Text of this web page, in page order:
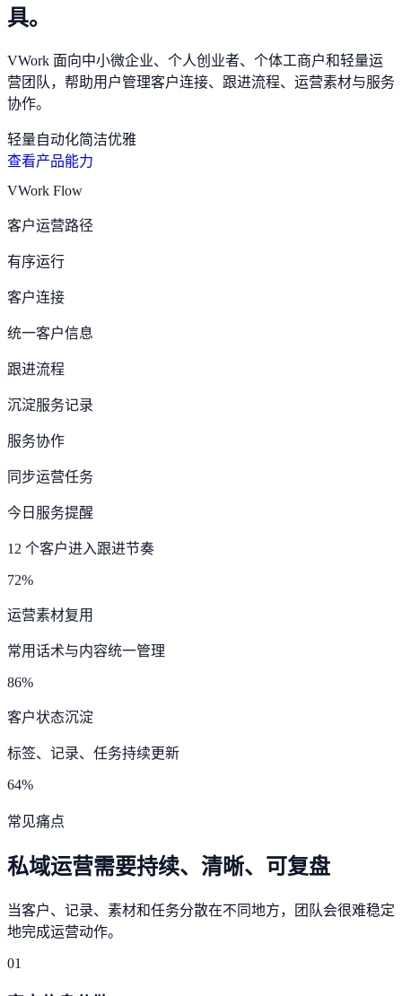
具。
VWork 面向中小微企业、个人创业者、个体工商户和轻量运
营团队，帮助用户管理客户连接、跟进流程、运营素材与服务
协作。
轻量自动化简洁优雅
查看产品能力
VWork Flow
客户运营路径
有序运行
客户连接
统一客户信息
跟进流程
沉淀服务记录
服务协作
同步运营任务
今日服务提醒
12 个客户进入跟进节奏
72%
运营素材复用
常用话术与内容统一管理
86%
客户状态沉淀
标签、记录、任务持续更新
64%
常见痛点
私域运营需要持续、清晰、可复盘
当客户、记录、素材和任务分散在不同地方，团队会很难稳定
地完成运营动作。
01